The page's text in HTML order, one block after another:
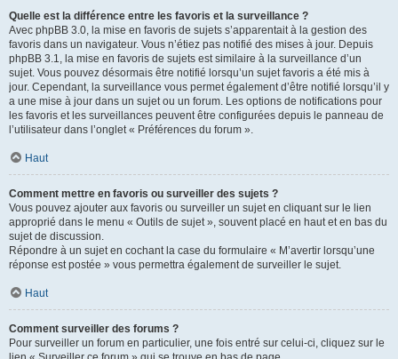
Quelle est la différence entre les favoris et la surveillance ?
Avec phpBB 3.0, la mise en favoris de sujets s’apparentait à la gestion des
favoris dans un navigateur. Vous n’étiez pas notifié des mises à jour. Depuis
phpBB 3.1, la mise en favoris de sujets est similaire à la surveillance d’un
sujet. Vous pouvez désormais être notifié lorsqu’un sujet favoris a été mis à
jour. Cependant, la surveillance vous permet également d’être notifié lorsqu’il y
a une mise à jour dans un sujet ou un forum. Les options de notifications pour
les favoris et les surveillances peuvent être configurées depuis le panneau de
l’utilisateur dans l’onglet « Préférences du forum ».
Haut
Comment mettre en favoris ou surveiller des sujets ?
Vous pouvez ajouter aux favoris ou surveiller un sujet en cliquant sur le lien
approprié dans le menu « Outils de sujet », souvent placé en haut et en bas du
sujet de discussion.
Répondre à un sujet en cochant la case du formulaire « M’avertir lorsqu’une
réponse est postée » vous permettra également de surveiller le sujet.
Haut
Comment surveiller des forums ?
Pour surveiller un forum en particulier, une fois entré sur celui-ci, cliquez sur le